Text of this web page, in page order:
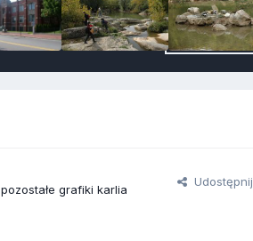
grafiki karlia
Udostępnij